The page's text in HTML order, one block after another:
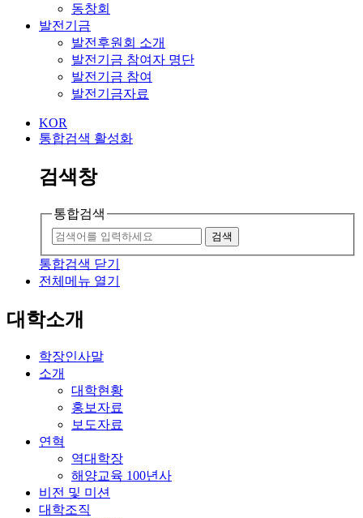
동창회
발전기금
발전후원회 소개
발전기금 참여자 명단
발전기금 참여
발전기금자료
KOR
통합검색 활성화
검색창
통합검색
검색
통합검색 닫기
전체메뉴 열기
대학소개
학장인사말
소개
대학현황
홍보자료
보도자료
연혁
역대학장
해양교육 100년사
비전 및 미션
대학조직